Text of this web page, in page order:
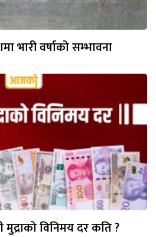
भारी वर्षाको सम्भावना
मुद्राको विनिमय दर कति ?